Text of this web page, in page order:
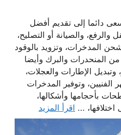
دائما إلى تقديم أفضل
والصيانة أو التصليح،
المدخرات، وتزويد بالوقود
المنحدرات والبرك وأيضا
وتبديل الإطارات والعجلات،
الفنيين، وتوفير المدخرات
بأحجامها وأشكالها،
... اقرأ المزيد